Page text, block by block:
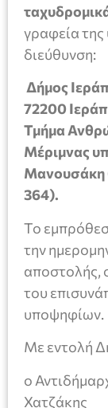
γραφεία
διεύθυνση:
Δήμος
72200
Τμήμα
Μέριμνας
Μανουσάκη
364).
Το
την
αποστολής,
του
υποψηφίων.
Με εντολή
ο
Χατζάκης